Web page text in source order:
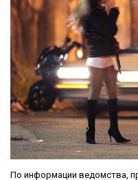
По информации ведомства,